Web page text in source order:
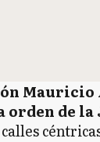
Mauricio
orden de